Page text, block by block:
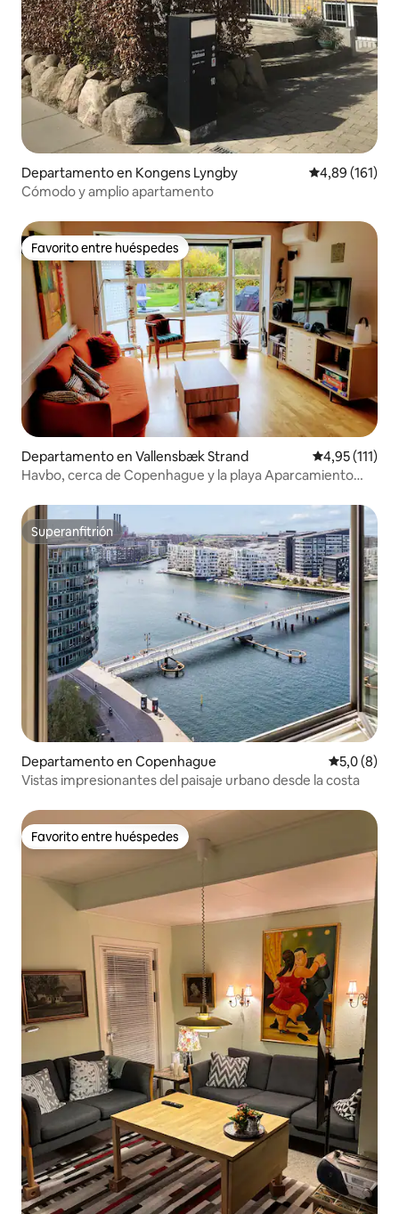
Departamento en Kongens Lyngby Calificación
4,89 (161)
Cómodo y amplio apartamento
Favorito entre huéspedes
Favorito entre huéspedes
Departamento en Vallensbæk Strand Calificación
4,95 (111)
Havbo, cerca de Copenhague y la playa Aparcamiento
Superanfitrión
Superanfitrión
Departamento en Copenhague
5,0 (8)
Vistas impresionantes del paisaje urbano desde la costa
Favorito entre huéspedes
Favorito entre huéspedes